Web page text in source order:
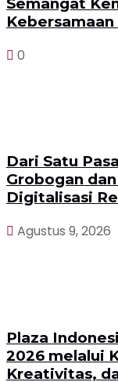
0
Dari Satu
Grobogan
Digitalisasi
Agustus 9, 2026
Plaza
2026 melalui
Kreativitas,